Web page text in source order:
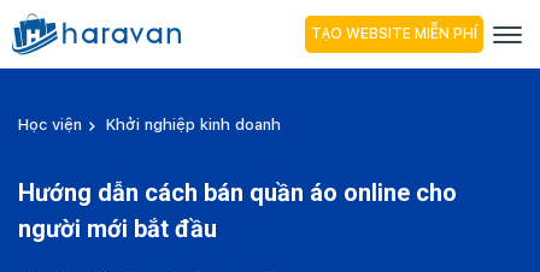
TẠO WEBSITE MIỄN PHÍ
Học viện Khởi nghiệp kinh doanh
Hướng dẫn cách bán quần áo online cho
người mới bắt đầu